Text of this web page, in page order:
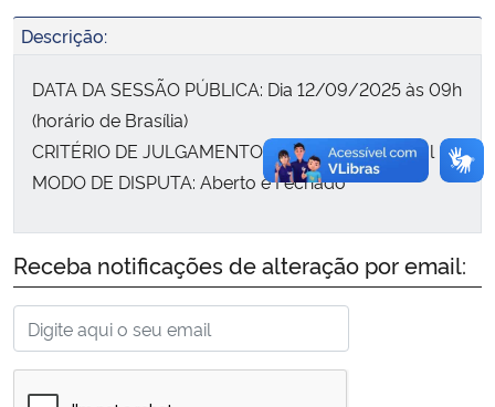
Secretaria-Geral
Advocacia-Geral da União
Planalto
Descrição:
DATA DA SESSÃO PÚBLICA: Dia 12/09/2025 às 09h
(horário de Brasília)
CRITÉRIO DE JULGAMENTO: Menor Preço Global
MODO DE DISPUTA: Aberto e Fechado
Receba notificações de alteração por email: